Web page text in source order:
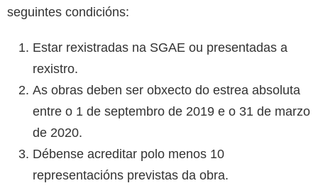
seguintes condicións:
Estar rexistradas na SGAE ou presentadas a
rexistro.
As obras deben ser obxecto do estrea absoluta
entre o 1 de septembro de 2019 e o 31 de marzo
de 2020.
Débense acreditar polo menos 10
representacións previstas da obra.